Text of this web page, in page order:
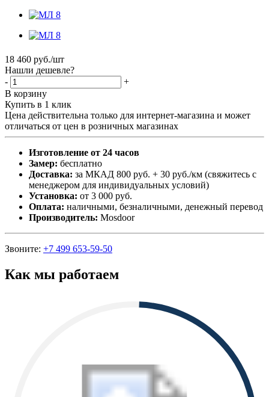
18 460 руб./шт
Нашли дешевле?
-
+
В корзину
Купить в 1 клик
Цена действительна только для интернет-магазина и может
отличаться от цен в розничных магазинах
Изготовление от 24 часов
Замер: бесплатно
Доставка: за МКАД 800 руб. + 30 руб./км (свяжитесь с
менеджером для индивидуальных условий)
Установка: от 3 000 руб.
Оплата: наличными, безналичными, денежный перевод
Производитель: Mosdoor
Звоните: +7 499 653-59-50
Как мы работаем